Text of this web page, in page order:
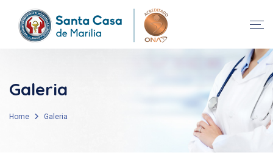
Galeria
Home Galeria